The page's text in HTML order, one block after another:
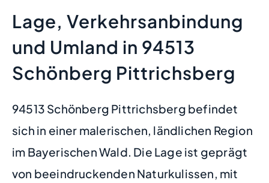
Lage, Verkehrsanbindung
und Umland in 94513
Schönberg Pittrichsberg
94513 Schönberg Pittrichsberg befindet
sich in einer malerischen, ländlichen Region
im Bayerischen Wald. Die Lage ist geprägt
von beeindruckenden Naturkulissen, mit